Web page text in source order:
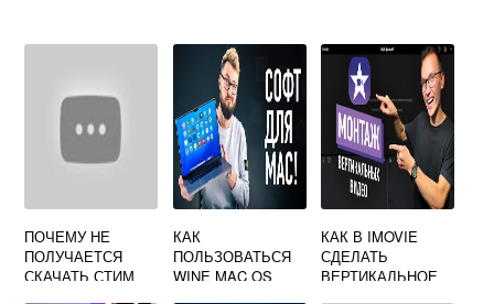
ПОЧЕМУ НЕ
ПОЛУЧАЕТСЯ
СКАЧАТЬ СТИМ
КАК
ПОЛЬЗОВАТЬСЯ
WINE MAC OS
КАК В IMOVIE
СДЕЛАТЬ
ВЕРТИКАЛЬНОЕ